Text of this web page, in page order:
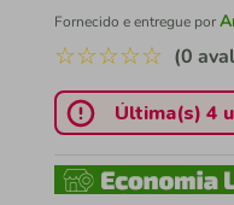
Fornecido e entregue por
☆☆☆☆☆ (0
Última(s) 4